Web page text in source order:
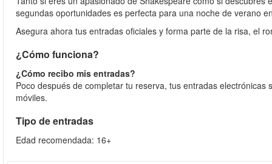
segundas oportunidades es perfecta para una noche de verano
Asegura ahora tus entradas oficiales y forma parte de la risa, el
¿Cómo funciona?
¿Cómo recibo mis entradas?
Poco después de completar tu reserva, tus entradas
móviles.
Tipo de entradas
Edad recomendada: 16+